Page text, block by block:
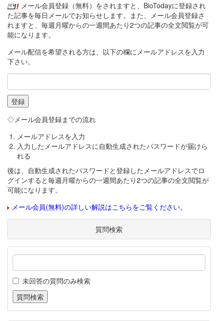
メール会員登録（無料）をされますと、BioTodayに登録され
た記事を毎日メールでお知らせします。また、メール会員登録さ
れますと、毎週月曜からの一週間あたり2つの記事の全文閲覧が可
能になります。
メール配信を希望される方は、以下の欄にメールアドレスを入力
下さい。
◇メール会員登録までの流れ
メールアドレスを入力
入力したメールアドレスに自動生成されたパスワードが届けら
れる
後は、自動生成されたパスワードと登録したメールアドレスでロ
グインすると毎週月曜からの一週間あたり2つの記事の全文閲覧が
可能になります。
メール会員(無料)の詳しい解説はこちらをご覧ください。
質問検索
未回答の質問のみ検索